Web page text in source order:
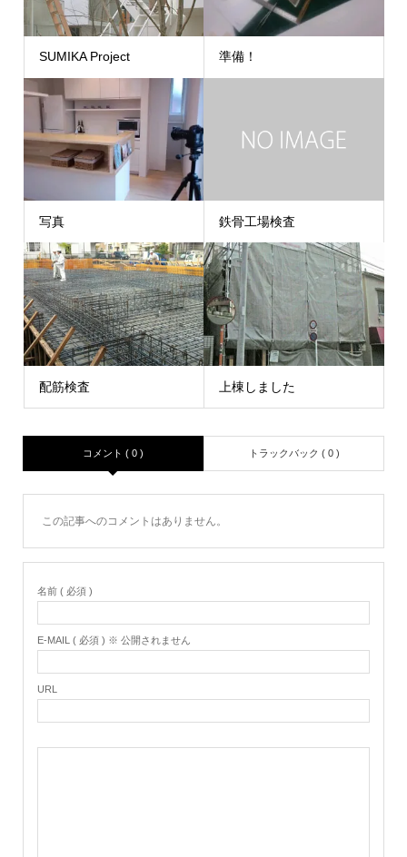
SUMIKA Project 準備！
写真 鉄骨工場検査
配筋検査 上棟しました
コメント ( 0 ) トラックバック ( 0 )
この記事へのコメントはありません。
名前 ( 必須 )
E-MAIL ( 必須 ) ※ 公開されません
URL